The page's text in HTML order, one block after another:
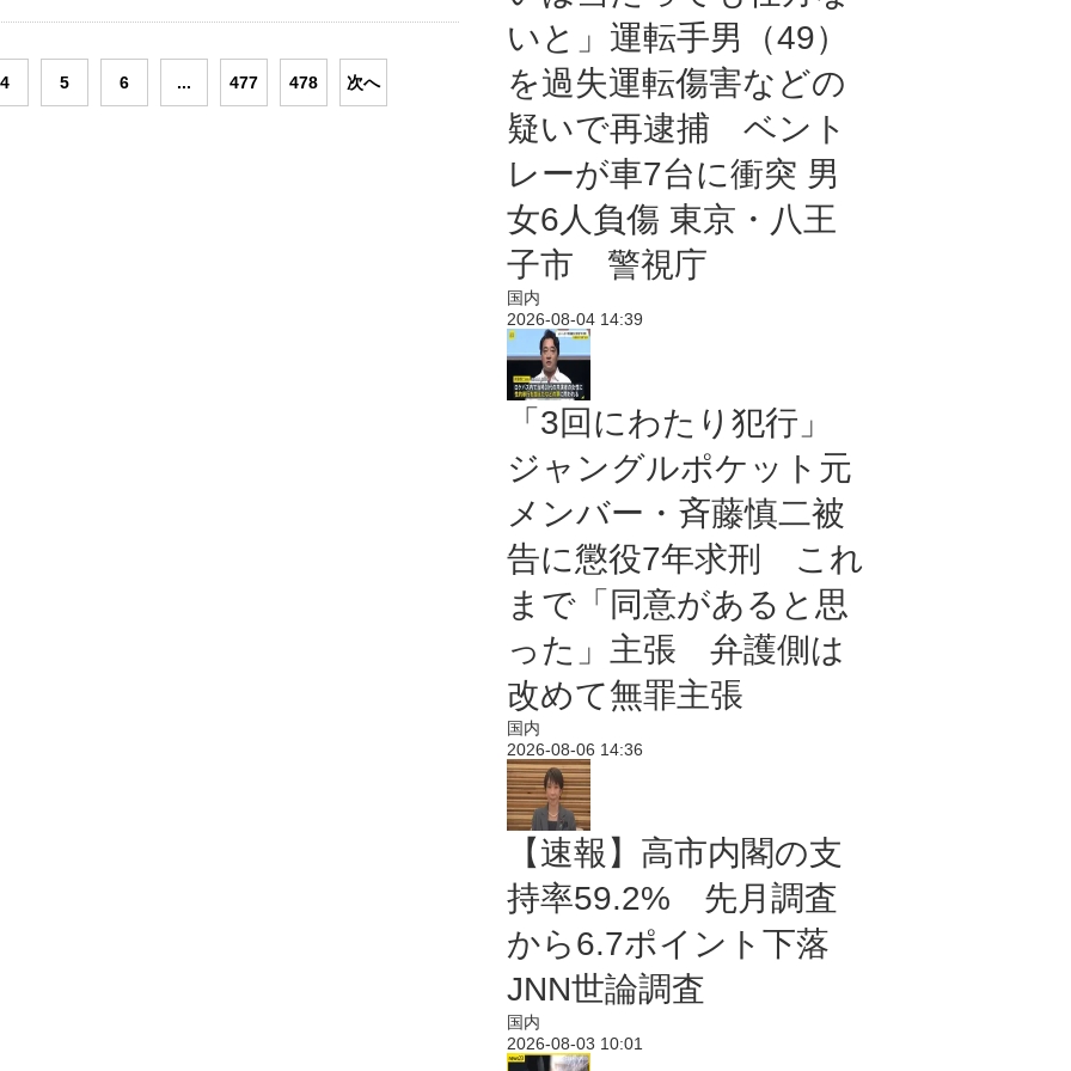
4 5 6 ... 477 478 次へ
いと」運転手男（49）
を過失運転傷害などの
疑いで再逮捕 ベント
レーが車7台に衝突 男
女6人負傷 東京・八王
子市 警視庁
国内
2026-08-04 14:39
「3回にわたり犯行」
ジャングルポケット元
メンバー・斉藤慎二被
告に懲役7年求刑 これ
まで「同意があると思
った」主張 弁護側は
改めて無罪主張
国内
2026-08-06 14:36
【速報】高市内閣の支
持率59.2% 先月調査
から6.7ポイント下落
JNN世論調査
国内
2026-08-03 10:01